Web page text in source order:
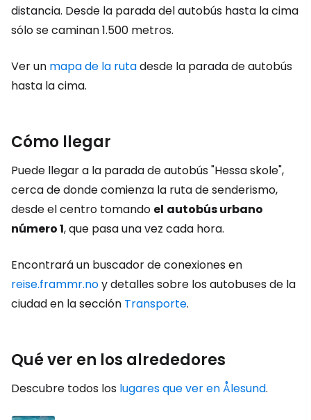
distancia. Desde la parada del autobús hasta la cima
sólo se caminan 1.500 metros.
Ver un mapa de la rutadesde la parada de autobús
hasta la cima.
Cómo llegar
Puede llegar a la parada de autobús "Hessa skole",
cerca de donde comienza la ruta de senderismo,
desde el centro tomando el autobús urbano
número 1, que pasa una vez cada hora.
Encontrará un buscador de conexiones en
reise.frammr.noy detalles sobre los autobuses de la
ciudad en la sección Transporte.
Qué ver en los alrededores
Descubre todos los lugares que ver en Ålesund.